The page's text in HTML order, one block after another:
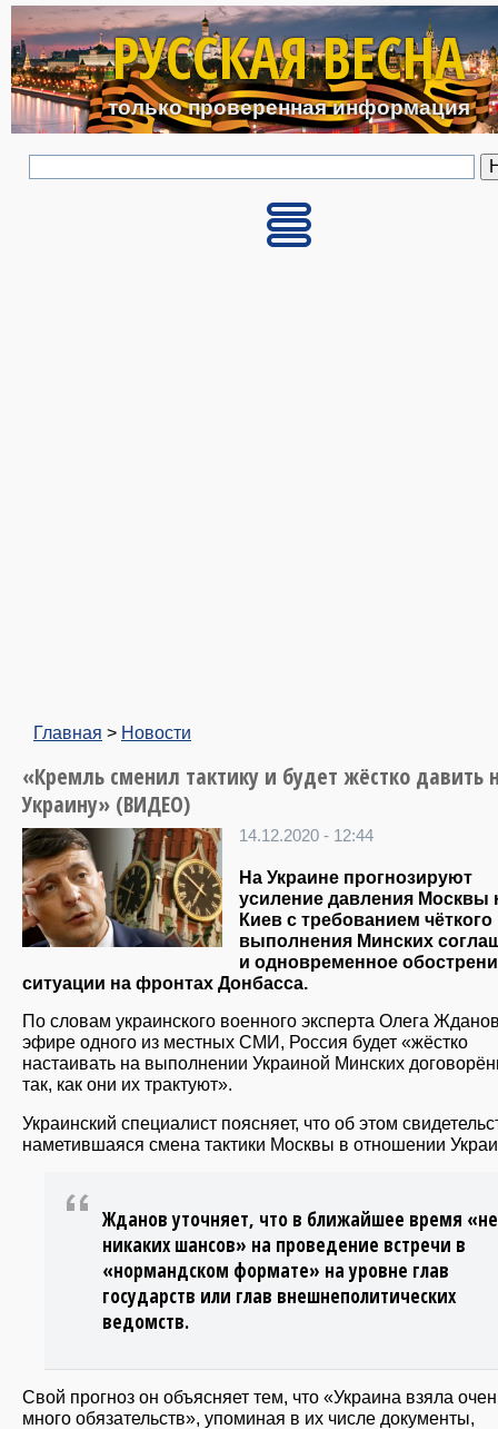
Перейти к основному
РУССКАЯ ВЕСНА
только проверенная информация
Главная > Новости
«Кремль сменил тактику и будет жёстко давить
Украину» (ВИДЕО)
14.12.2020 - 12:44
На Украине прогнозируют
усиление давления Москвы
Киев с требованием чёткого
выполнения Минских
и одновременное
ситуации на фронтах Донбасса.
По словам украинского военного эксперта Олега
эфире одного из местных СМИ, Россия будет «жёстко
настаивать на выполнении Украиной Минских
так, как они их трактуют».
Украинский специалист поясняет, что об этом
наметившаяся смена тактики Москвы в отношении
Жданов уточняет, что в ближайшее время
никаких шансов» на проведение встречи в
«нормандском формате» на уровне глав
государств или глав внешнеполитических
ведомств.
Свой прогноз он объясняет тем, что «Украина взяла
много обязательств», упоминая в их числе документы,